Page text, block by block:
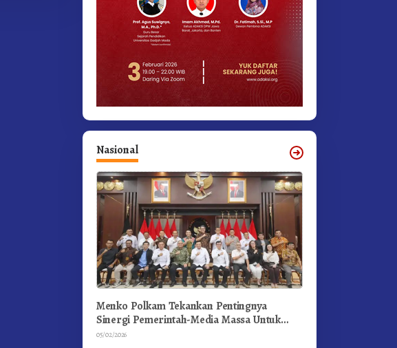
Nasional
Menko Polkam Tekankan Pentingnya
Sinergi Pemerintah-Media Massa Untuk
Jaga Stabilitas Bangsa
05/02/2026